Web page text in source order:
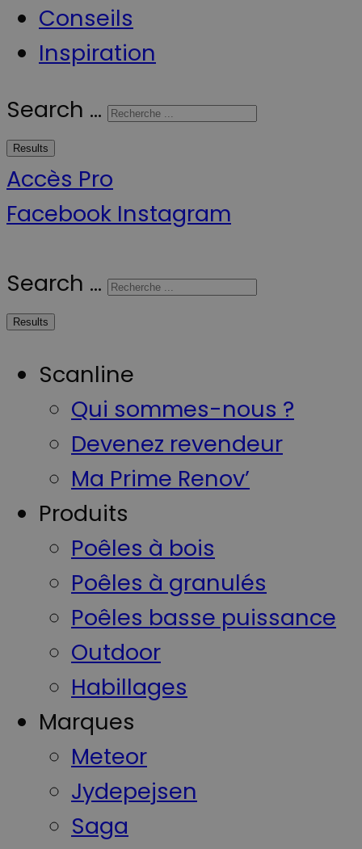
Conseils
Inspiration
Search ...
Results
Accès Pro
Facebook Instagram
Search ...
Results
Scanline
Qui sommes-nous ?
Devenez revendeur
Ma Prime Renov’
Produits
Poêles à bois
Poêles à granulés
Poêles basse puissance
Outdoor
Habillages
Marques
Meteor
Jydepejsen
Saga